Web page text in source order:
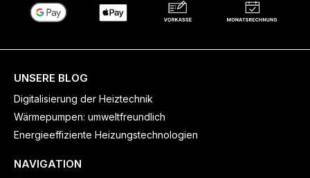
UNSERE BLOG
Digitalisierung der Heiztechnik
Wärmepumpen: umweltfreundlich
Energieeffiziente Heizungstechnologien
NAVIGATION